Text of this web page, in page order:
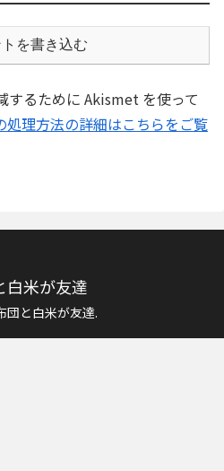
を書き込む
するために Akismet を使って
処理方法の詳細はこちらをご覧
白米が友達
団と白米が友達.